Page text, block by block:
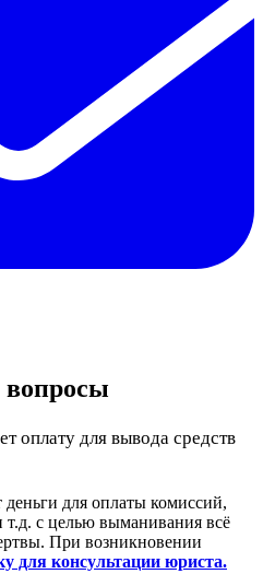
вопросы
оплату для вывода средств
для оплаты комиссий,
т.д. с целью выманивания всё
При возникновении
для консультации юриста.